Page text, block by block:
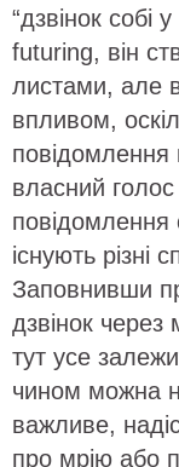
“дзвінок собі
futuring, він
листами, але
впливом,
повідомлення
власний
повідомлення
існують різні
Заповнивши
дзвінок через
тут усе
чином можна
важливе,
про мрію або